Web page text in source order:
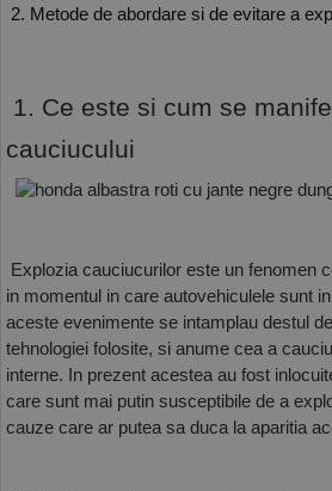
2. Metode de abordare si de evitare a
1. Ce este si cum se
cauciucului
Explozia cauciucurilor este un fenomen
in momentul in care autovehiculele sunt
aceste evenimente se intamplau destul
tehnologiei folosite, si anume cea a
interne. In prezent acestea au fost
care sunt mai putin susceptibile de a
cauze care ar putea sa duca la aparitia